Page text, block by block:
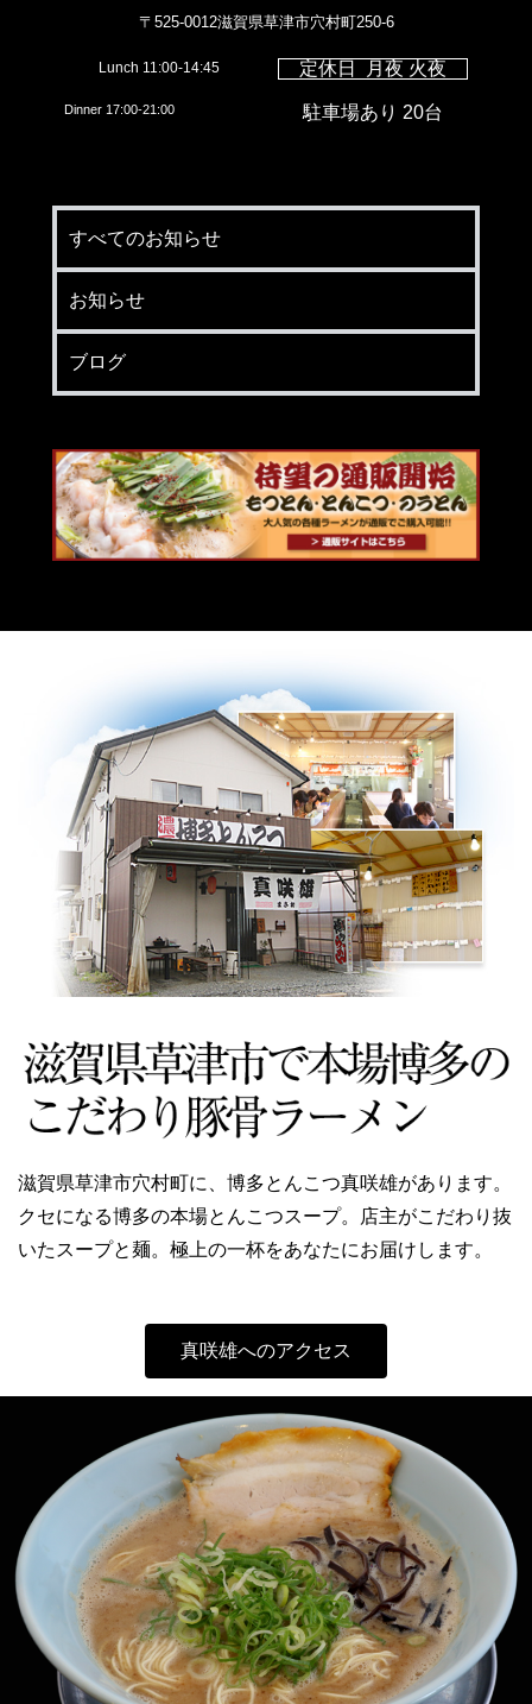
〒525-0012滋賀県草津市穴村町250-6
Lunch 11:00-14:45
Dinner 17:00-21:00
定休日 月夜 火夜
駐車場あり 20台
すべてのお知らせ
お知らせ
ブログ
滋賀県草津市穴村町に、博多とんこつ真咲雄があります。
クセになる博多の本場とんこつスープ。店主がこだわり抜
いたスープと麺。極上の一杯をあなたにお届けします。
真咲雄へのアクセス